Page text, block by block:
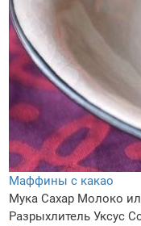
Маффины с какао
Мука Сахар Молоко
Разрыхлитель Уксус